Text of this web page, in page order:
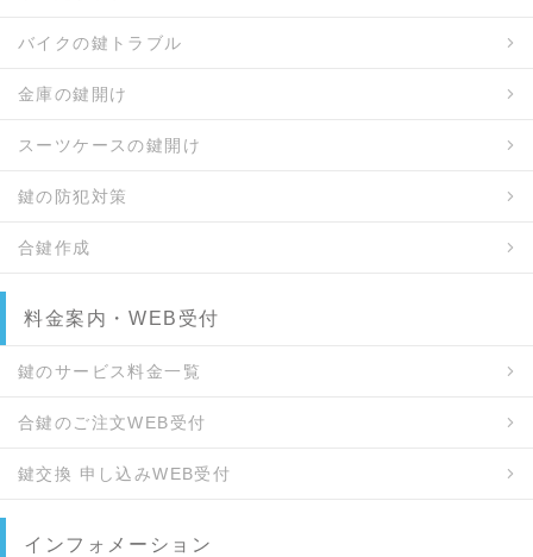
バイクの鍵トラブル
金庫の鍵開け
スーツケースの鍵開け
鍵の防犯対策
合鍵作成
料金案内・WEB受付
鍵のサービス料金一覧
合鍵のご注文WEB受付
鍵交換 申し込みWEB受付
インフォメーション